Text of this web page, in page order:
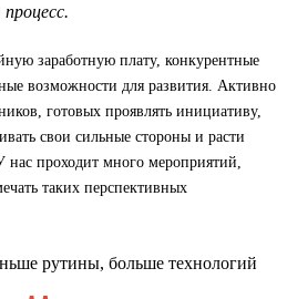
заработную плату, конкурентные
возможности для развития. Активно
готовых проявлять инициативу,
свои сильные стороны и расти
нас проходит много мероприятий,
таких перспективных